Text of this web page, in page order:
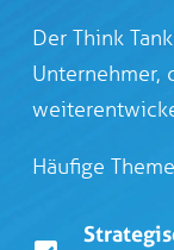
Der Think
Unternehmer,
Häufige